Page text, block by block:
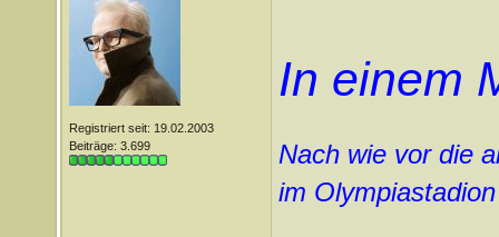
Registriert seit: 19.02.2003
Beiträge: 3.699
In einem
Nach wie vor die
im Olympiastadion